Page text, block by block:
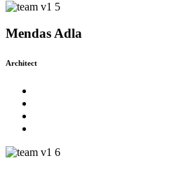
Mendas Adla
Architect